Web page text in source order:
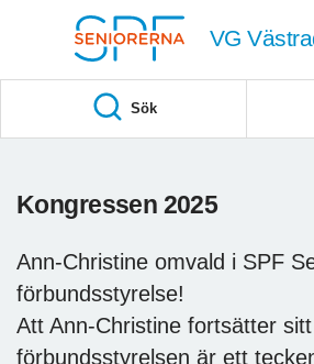
VG
Sök
Kongressen 2025
Ann-Christine omvald i SPF
förbundsstyrelse!
Att Ann-Christine fortsätter
förbundsstyrelsen är ett